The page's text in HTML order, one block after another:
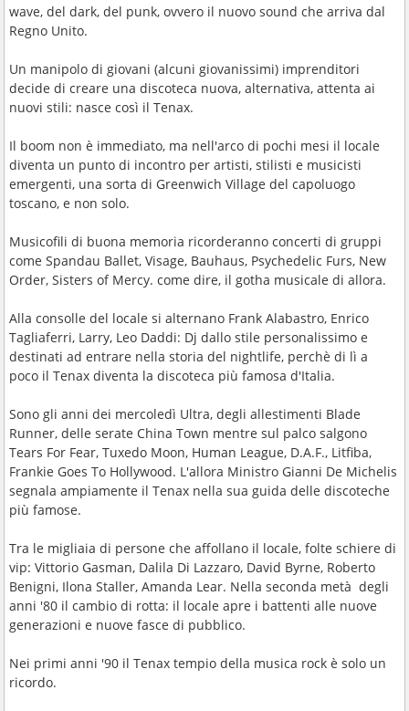
wave, del dark, del punk, ovvero il nuovo sound che arriva dal
Regno Unito.
Un manipolo di giovani (alcuni giovanissimi) imprenditori
decide di creare una discoteca nuova, alternativa, attenta ai
nuovi stili: nasce così il Tenax.
Il boom non è immediato, ma nell'arco di pochi mesi il locale
diventa un punto di incontro per artisti, stilisti e musicisti
emergenti, una sorta di Greenwich Village del capoluogo
toscano, e non solo.
Musicofili di buona memoria ricorderanno concerti di gruppi
come Spandau Ballet, Visage, Bauhaus, Psychedelic Furs, New
Order, Sisters of Mercy. come dire, il gotha musicale di allora.
Alla consolle del locale si alternano Frank Alabastro, Enrico
Tagliaferri, Larry, Leo Daddi: Dj dallo stile personalissimo e
destinati ad entrare nella storia del nightlife, perchè di lì a
poco il Tenax diventa la discoteca più famosa d'Italia.
Sono gli anni dei mercoledì Ultra, degli allestimenti Blade
Runner, delle serate China Town mentre sul palco salgono
Tears For Fear, Tuxedo Moon, Human League, D.A.F., Litfiba,
Frankie Goes To Hollywood. L'allora Ministro Gianni De Michelis
segnala ampiamente il Tenax nella sua guida delle discoteche
più famose.
Tra le migliaia di persone che affollano il locale, folte schiere di
vip: Vittorio Gasman, Dalila Di Lazzaro, David Byrne, Roberto
Benigni, Ilona Staller, Amanda Lear. Nella seconda metà degli
anni '80 il cambio di rotta: il locale apre i battenti alle nuove
generazioni e nuove fasce di pubblico.
Nei primi anni '90 il Tenax tempio della musica rock è solo un
ricordo.